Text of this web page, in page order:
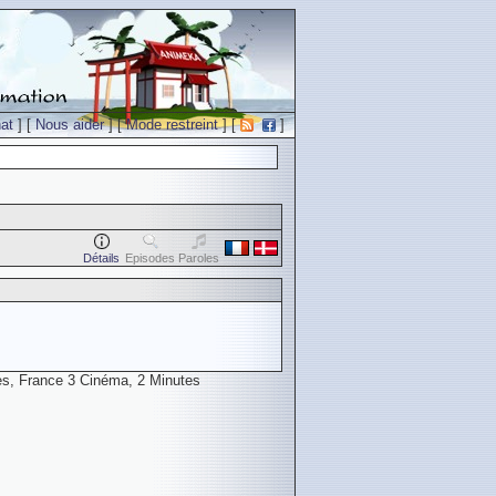
] [Nous aider] [Mode restreint] [ ]
Détails Episodes Paroles
France 3 Cinéma, 2 Minutes